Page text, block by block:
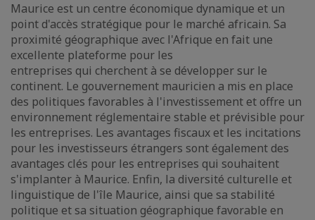
Maurice est un centre économique dynamique et un
point d'accès stratégique pour le marché africain. Sa
proximité géographique avec l'Afrique en fait une
excellente plateforme pour les
entreprises qui cherchent à se développer sur le
continent. Le gouvernement mauricien a mis en place
des politiques favorables à l'investissement et offre un
environnement réglementaire stable et prévisible pour
les entreprises. Les avantages fiscaux et les incitations
pour les investisseurs étrangers sont également des
avantages clés pour les entreprises qui souhaitent
s'implanter à Maurice. Enfin, la diversité culturelle et
linguistique de l'île Maurice, ainsi que sa stabilité
politique et sa situation géographique favorable en